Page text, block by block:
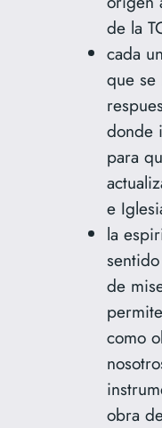
de la
cada
que se
donde
para
e
la
de
como
obra